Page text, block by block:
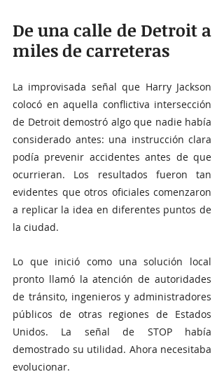
De una calle de Detroit a
miles de carreteras
La improvisada señal que Harry Jackson
colocó en aquella conflictiva intersección
de Detroit demostró algo que nadie había
considerado antes: una instrucción clara
podía prevenir accidentes antes de que
ocurrieran. Los resultados fueron tan
evidentes que otros oficiales comenzaron
a replicar la idea en diferentes puntos de
la ciudad.
Lo que inició como una solución local
pronto llamó la atención de autoridades
de tránsito, ingenieros y administradores
públicos de otras regiones de Estados
Unidos. La señal de STOP había
demostrado su utilidad. Ahora necesitaba
evolucionar.